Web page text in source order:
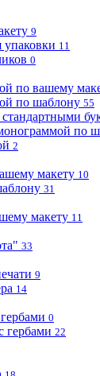
9
11
0
по вашему
по шаблону 55
по
2
макету 10
31
макету 11
33
9
14
0
гербами 22